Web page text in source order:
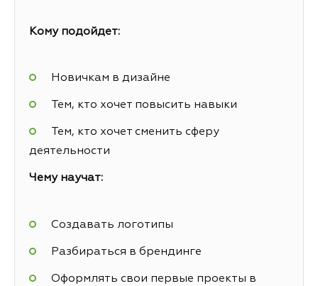
Кому подойдет:
Новичкам в дизайне
Тем, кто хочет повысить навыки
Тем, кто хочет сменить сферу
деятельности
Чему научат:
Создавать логотипы
Разбираться в брендинге
Оформлять свои первые проекты в